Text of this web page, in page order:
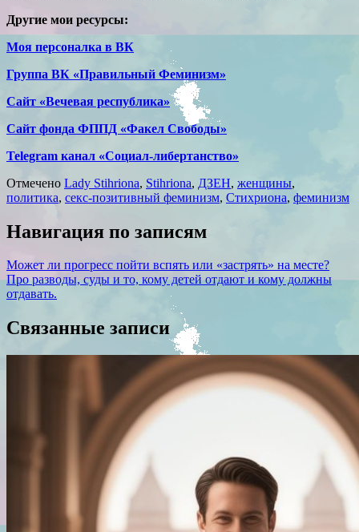
Другие мои ресурсы:
Моя персоналка в ВК
Группа ВК «Правильный Феминизм»
Сайт «Вечевая республика»
Сайт фонда ФППД «Факел Свободы»
Telegram канал «Социал-либертанство»
Отмечено Lady Stihriona, Stihriona, ДЗЕН, женщины,
политика, секс-позитивный феминизм, Стихриона, феминизм
Навигация по записям
Может ли прогресс пойти вспять или «застрять» на месте?
Про разводы, суды и то, кому детей отдают и кому должны
отдавать.
Связанные записи